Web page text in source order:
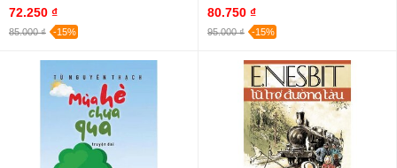
72.250 ₫
85.000 ₫ -15%
80.750 ₫
95.000 ₫ -15%